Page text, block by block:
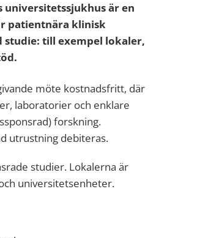
universitetssjukhus är en
patientnära klinisk
studie: till exempel lokaler,
möte kostnadsfritt, där
laboratorier och enklare
forskning.
utrustning debiteras.
studier. Lokalerna är
universitetsenheter.